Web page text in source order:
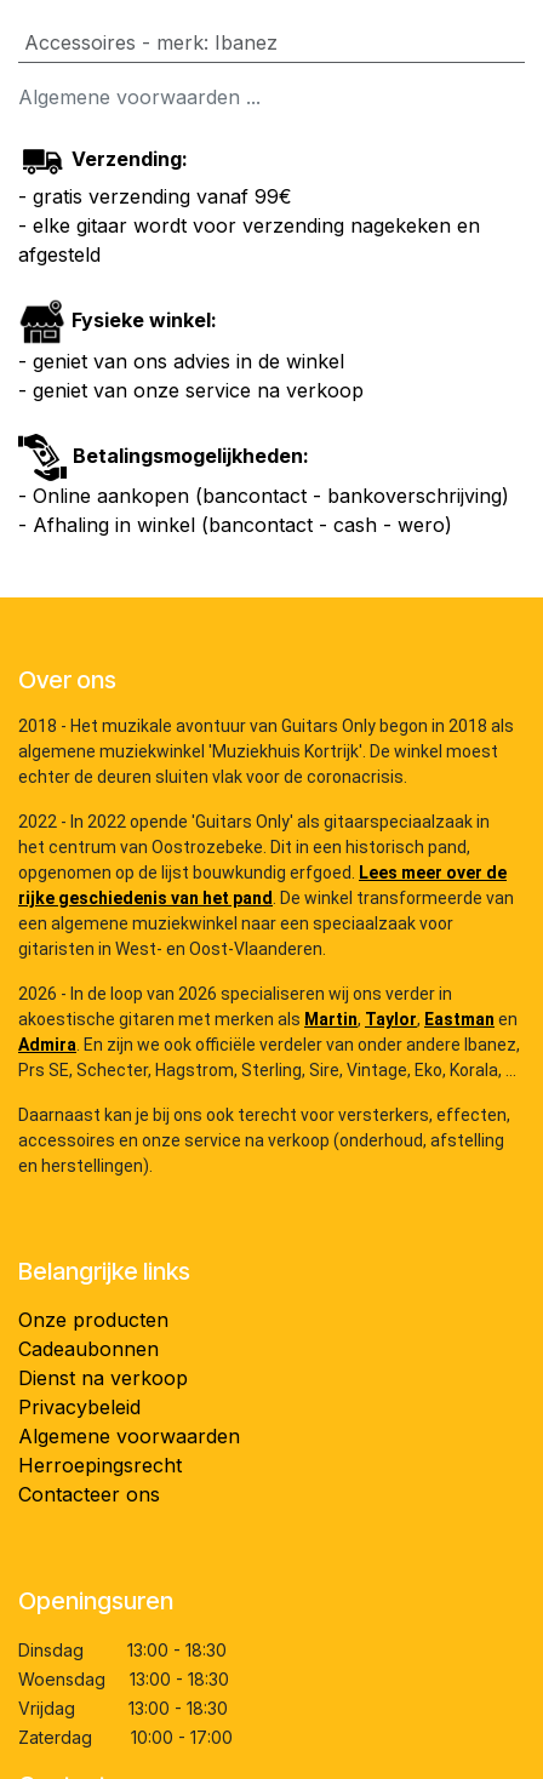
Accessoires - merk: Ibanez
Algemene voorwaarden ...
Verzending:
- gratis verzending vanaf 99€
- elke gitaar wordt voor verzending nagekeken en
afgesteld
Fysieke winkel:
- geniet van ons advies in de winkel
- geniet van onze service na verkoop
Betalingsmogelijkheden:
- Online aankopen (bancontact - bankoverschrijving)
- Afhaling in winkel (bancontact - cash - wero)
Over ons
2018 - Het muzikale avontuur van Guitars Only begon in 2018 als
algemene muziekwinkel 'Muziekhuis Kortrijk'. De winkel moest
echter de deuren sluiten vlak voor de coronacrisis.
2022 - In 2022 opende 'Guitars Only' als gitaarspeciaalzaak in
het centrum van Oostrozebeke. Dit in een historisch pand,
opgenomen op de lijst bouwkundig erfgoed.
Lees meer over de
rijke geschiedenis van het pand
. De winkel transformeerde van
een algemene muziekwinkel naar een speciaalzaak voor
gitaristen in West- en Oost-Vlaanderen.
2026 - In de loop van 2026 specialiseren wij ons verder in
akoestische gitaren met merken als Martin, Taylor, Eastman en
Admira . En zijn we ook officiële verdeler van onder andere Ibanez,
Prs SE, Schecter, Hagstrom, Sterling, Sire, Vintage, Eko, Korala, ...
Daarnaast kan je bij ons ook terecht voor versterkers, effecten,
accessoires en onze service na verkoop (onderhoud, afstelling
en herstellingen).
Belangrijke links
Onze producten
Cadeaubonnen
Dienst na verkoop
Privacybeleid
Algemene voorwaarden
Herroepingsrecht
Contacteer ons
Openingsuren
Dinsdag 13:00 - 18:30
Woensdag 13:00 - 18:30
Vrijdag 13:00 - 18:30
Zaterdag 10:00 - 17:00